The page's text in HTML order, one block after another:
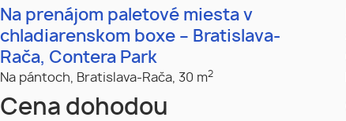
Na prenájom paletové miesta v
chladiarenskom boxe – Bratislava-
Rača, Contera Park
Na pántoch, Bratislava-Rača, 30 m2
Cena dohodou